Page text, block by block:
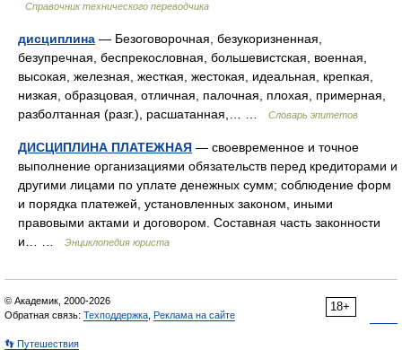
Справочник технического переводчика
дисциплина — Безоговорочная, безукоризненная,
безупречная, беспрекословная, большевистская, военная,
высокая, железная, жесткая, жестокая, идеальная, крепкая,
низкая, образцовая, отличная, палочная, плохая, примерная,
разболтанная (разг.), расшатанная,… …
Словарь эпитетов
ДИСЦИПЛИНА ПЛАТЕЖНАЯ — своевременное и точное
выполнение организациями обязательств перед кредиторами и
другими лицами по уплате денежных сумм; соблюдение форм
и порядка платежей, установленных законом, иными
правовыми актами и договором. Составная часть законности
и… …
Энциклопедия юриста
18+
© Академик, 2000-2026
Обратная связь: Техподдержка Реклама на сайте
👣 Путешествия